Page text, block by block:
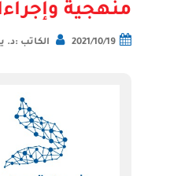
منهجية
2021/10/19 الكاتب